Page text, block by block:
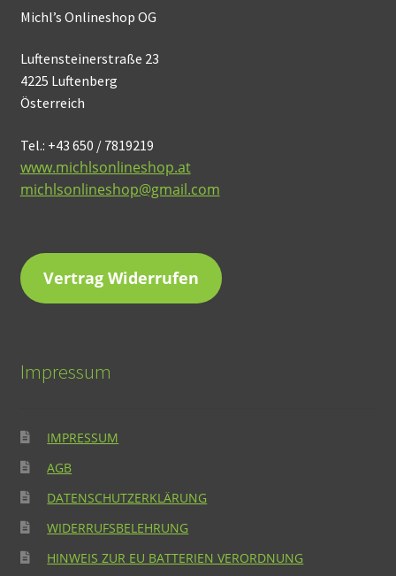
Michl’s Onlineshop OG
Luftensteinerstraße 23
4225 Luftenberg
Österreich
Tel.: +43 650 / 7819219
www.michlsonlineshop.at
michlsonlineshop@gmail.com
Vertrag Widerrufen
Impressum
IMPRESSUM
AGB
DATENSCHUTZERKLÄRUNG
WIDERRUFSBELEHRUNG
HINWEIS ZUR EU BATTERIEN VERORDNUNG